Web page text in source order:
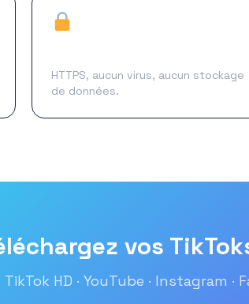
HTTPS, aucun virus, aucun stockage
de données.
vos
TikTok HD · YouTube · Instagram ·